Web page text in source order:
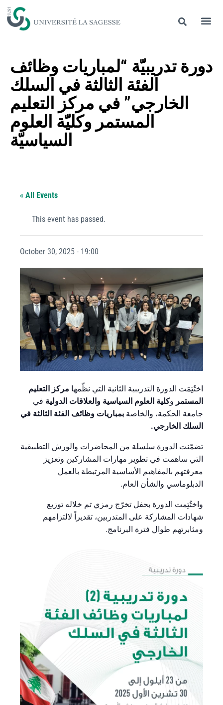
دورة تدريبيّة “لمباريات وظائف
الفئة الثالثة في السلك
الخارجي” في مركز التعليم
المستمر وكليّة العلوم
السياسيّة
« All Events
This event has passed.
October 30, 2025 - 19:00
اختُتِمَت الدورة التدريبية الثانية التي نظّمها مركز التعليم
المستمر وكلية العلوم السياسية والعلاقات الدولية في
جامعة الحكمة، والخاصة بمباريات وظائف الفئة الثالثة في
السلك الخارجي.
تضمّنت الدورة سلسلة من المحاضرات والورش التطبيقية
التي ساهمت في تطوير مهارات المشاركين وتعزيز
معرفتهم بالمفاهيم الأساسية المرتبطة بالعمل
الدبلوماسي والشأن العام.
واختُتِمت الدورة بحفل تخرّج رمزي تم خلاله توزيع
شهادات المشاركة على المتدربين، تقديراً لالتزامهم
ومثابرتهم طوال فترة البرنامج.